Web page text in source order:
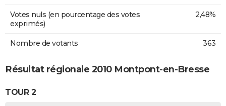
Votes nuls (en pourcentage des votes
exprimés)
2,48%
Nombre de votants 363
Résultat régionale 2010 Montpont-en-Bresse
TOUR 2